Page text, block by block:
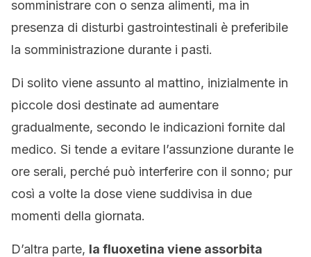
somministrare con o senza alimenti, ma in
presenza di disturbi gastrointestinali è preferibile
la somministrazione durante i pasti.
Di solito viene assunto al mattino, inizialmente in
piccole dosi destinate ad aumentare
gradualmente, secondo le indicazioni fornite dal
medico. Si tende a evitare l’assunzione durante le
ore serali, perché può interferire con il sonno; pur
così a volte la dose viene suddivisa in due
momenti della giornata.
D’altra parte, la fluoxetina viene assorbita